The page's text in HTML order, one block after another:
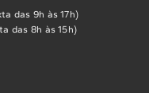
das 9h às 17h)
das 8h às 15h)